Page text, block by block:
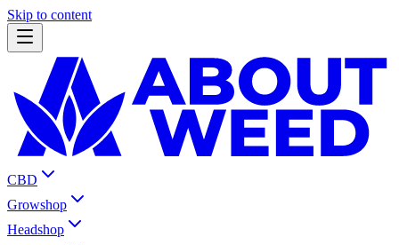
Skip to content
CBD
Growshop
Headshop